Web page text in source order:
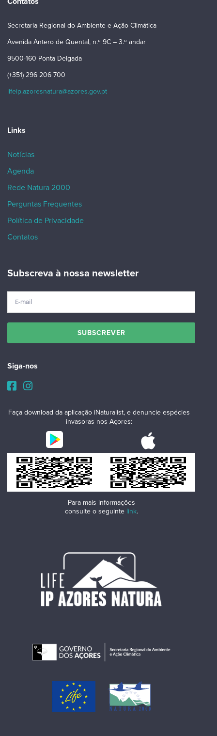
Secretaria Regional do Ambiente e Ação Climática
Avenida Antero de Quental, n.º 9C – 3.º andar
9500-160 Ponta Delgada
(+351) 296 206 700
lifeip.azoresnatura@azores.gov.pt
Links
Notícias
Agenda
Rede Natura 2000
Perguntas Frequentes
Política de Privacidade
Contatos
Subscreva à nossa newsletter
Siga-nos
Faça download da aplicação iNaturalist, e denuncie espécies
invasoras nos Açores:
Para mais informações
consulte o seguinte link.